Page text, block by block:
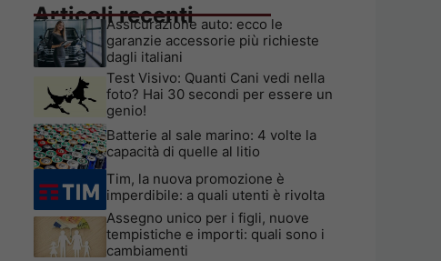
Articoli recenti
Assicurazione auto: ecco le
garanzie accessorie più richieste
dagli italiani
Test Visivo: Quanti Cani vedi nella
foto? Hai 30 secondi per essere un
genio!
Batterie al sale marino: 4 volte la
capacità di quelle al litio
Tim, la nuova promozione è
imperdibile: a quali utenti è rivolta
Assegno unico per i figli, nuove
tempistiche e importi: quali sono i
cambiamenti